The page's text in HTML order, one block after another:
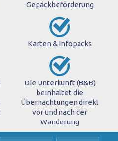
Gepäckbeförderung
Karten & Infopacks
Die Unterkunft (B&B)
beinhaltet die
Übernachtungen direkt
vor und nach der
Wanderung